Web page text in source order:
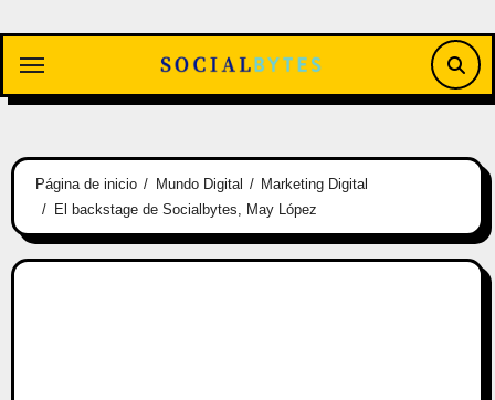
contenido
Página de inicio Mundo Digital
Marketing Digital
El backstage de Socialbytes, May López